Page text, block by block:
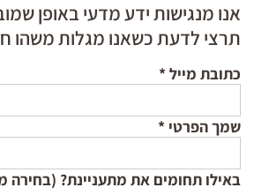
אנו מנגישות ידע מדעי באופן
תרצי לדעת כשאנו מגלות משהו
כתובת מייל*
שמך הפרטי *
באילו תחומים את מתעניינת? (בחירה